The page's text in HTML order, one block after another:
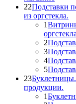
22Подставки
из оргстекла.
1
2
3
4
5
23
продукции.
1